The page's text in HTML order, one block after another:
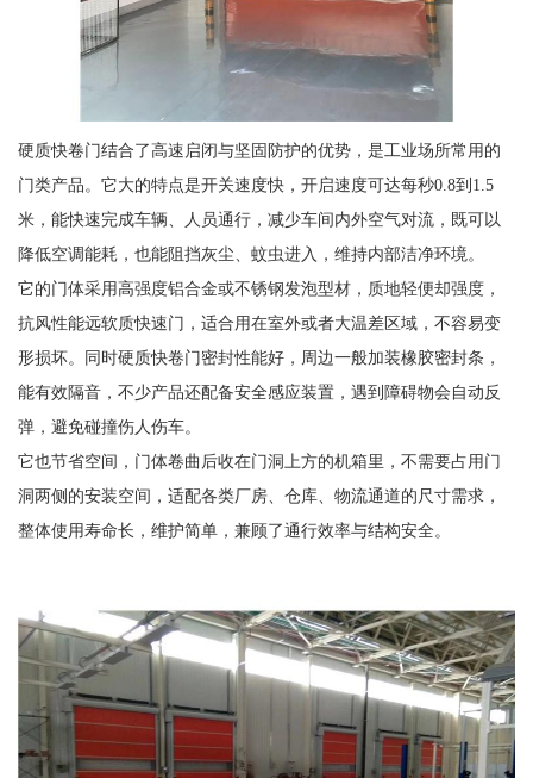
硬质快卷门结合了高速启闭与坚固防护的优势，是工业场所常用的
门类产品。它大的特点是开关速度快，开启速度可达每秒0.8到1.5
米，能快速完成车辆、人员通行，减少车间内外空气对流，既可以
降低空调能耗，也能阻挡灰尘、蚊虫进入，维持内部洁净环境。
它的门体采用高强度铝合金或不锈钢发泡型材，质地轻便却强度，
抗风性能远软质快速门，适合用在室外或者大温差区域，不容易变
形损坏。同时硬质快卷门密封性能好，周边一般加装橡胶密封条，
能有效隔音，不少产品还配备安全感应装置，遇到障碍物会自动反
弹，避免碰撞伤人伤车。
它也节省空间，门体卷曲后收在门洞上方的机箱里，不需要占用门
洞两侧的安装空间，适配各类厂房、仓库、物流通道的尺寸需求，
整体使用寿命长，维护简单，兼顾了通行效率与结构安全。